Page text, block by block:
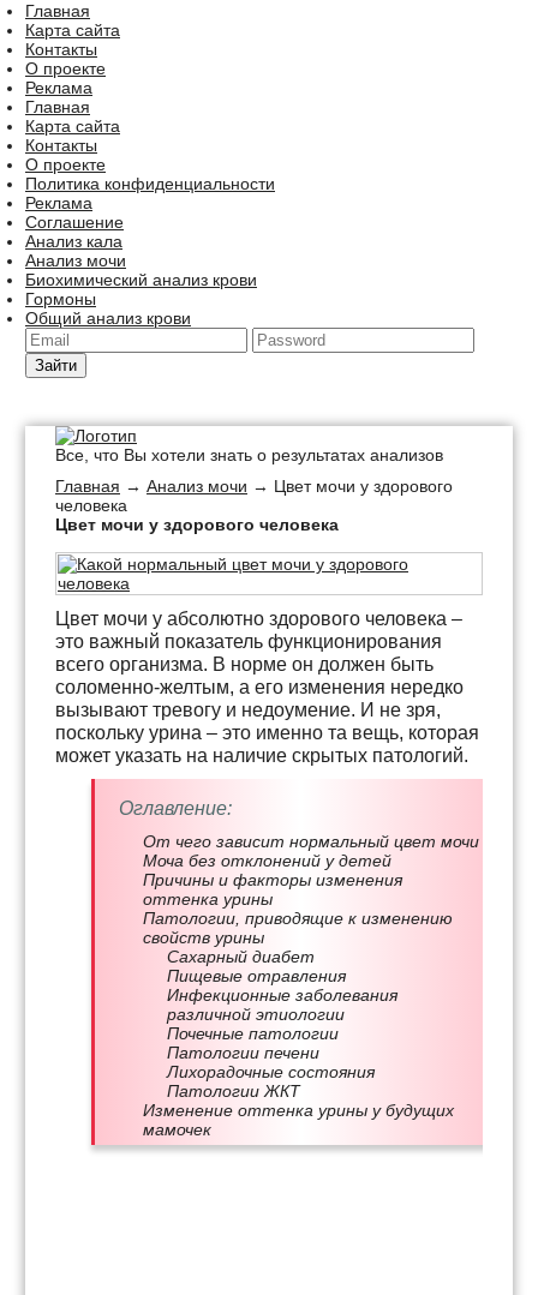
Главная
Карта сайта
Контакты
О проекте
Реклама
Главная
Карта сайта
Контакты
О проекте
Политика конфиденциальности
Реклама
Соглашение
Анализ кала
Анализ мочи
Биохимический анализ крови
Гормоны
Общий анализ крови
Зайти
Все, что Вы хотели знать о результатах анализов
Главная → Анализ мочи → Цвет мочи у здорового
человека
Цвет мочи у здорового человека
Цвет мочи у абсолютно здорового человека –
это важный показатель функционирования
всего организма. В норме он должен быть
соломенно-желтым, а его изменения нередко
вызывают тревогу и недоумение. И не зря,
поскольку урина – это именно та вещь, которая
может указать на наличие скрытых патологий.
Оглавление:
От чего зависит нормальный цвет мочи
Моча без отклонений у детей
Причины и факторы изменения
оттенка урины
Патологии, приводящие к изменению
свойств урины
Сахарный диабет
Пищевые отравления
Инфекционные заболевания
различной этиологии
Почечные патологии
Патологии печени
Лихорадочные состояния
Патологии ЖКТ
Изменение оттенка урины у будущих
мамочек